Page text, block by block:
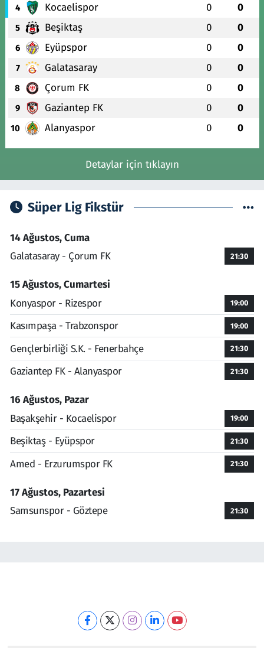
4 Kocaelispor 0 0
5 Beşiktaş 0 0
6 Eyüpspor 0 0
7 Galatasaray 0 0
8 Çorum FK 0 0
9 Gaziantep FK 0 0
10 Alanyaspor 0 0
Detaylar için tıklayın
Süper Lig Fikstür
14 Ağustos, Cuma
Galatasaray - Çorum FK
21:30
15 Ağustos, Cumartesi
Konyaspor - Rizespor
19:00
Kasımpaşa - Trabzonspor 19:00
Gençlerbirliği S.K. - Fenerbahçe 21:30
Gaziantep FK - Alanyaspor 21:30
16 Ağustos, Pazar
Başakşehir - Kocaelispor
19:00
Beşiktaş - Eyüpspor 21:30
Amed - Erzurumspor FK 21:30
17 Ağustos, Pazartesi
Samsunspor - Göztepe
21:30